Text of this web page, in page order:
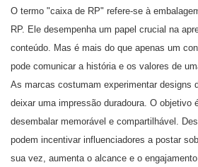
O termo "caixa de RP" refere-se à
RP. Ele desempenha um papel crucial na
conteúdo. Mas é mais do que apenas um
pode comunicar a história e os valores de
As marcas costumam experimentar designs
deixar uma impressão duradoura. O objetivo
desembalar memorável e compartilhável.
podem incentivar influenciadores a postar
sua vez, aumenta o alcance e o